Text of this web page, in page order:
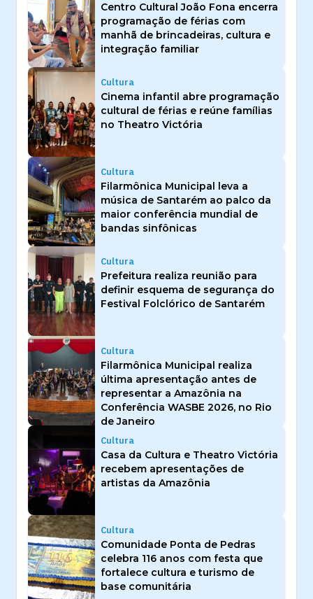
Centro Cultural João Fona encerra
programação de férias com
manhã de brincadeiras, cultura e
integração familiar
Cultura
Cinema infantil abre programação
cultural de férias e reúne famílias
no Theatro Victória
Cultura
Filarmônica Municipal leva a
música de Santarém ao palco da
maior conferência mundial de
bandas sinfônicas
Cultura
Prefeitura realiza reunião para
definir esquema de segurança do
Festival Folclórico de Santarém
Cultura
Filarmônica Municipal realiza
última apresentação antes de
representar a Amazônia na
Conferência WASBE 2026, no Rio
de Janeiro
Cultura
Casa da Cultura e Theatro Victória
recebem apresentações de
artistas da Amazônia
Cultura
Comunidade Ponta de Pedras
celebra 116 anos com festa que
fortalece cultura e turismo de
base comunitária